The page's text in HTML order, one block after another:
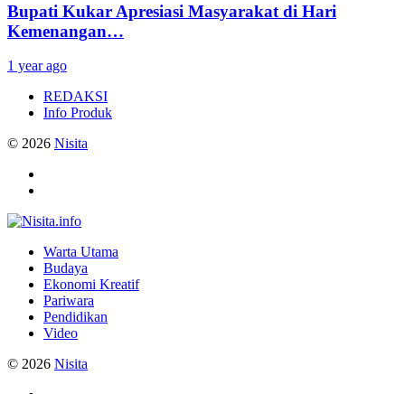
Bupati Kukar Apresiasi Masyarakat di Hari
Kemenangan…
1 year ago
REDAKSI
Info Produk
© 2026 Nisita
Warta Utama
Budaya
Ekonomi Kreatif
Pariwara
Pendidikan
Video
© 2026 Nisita